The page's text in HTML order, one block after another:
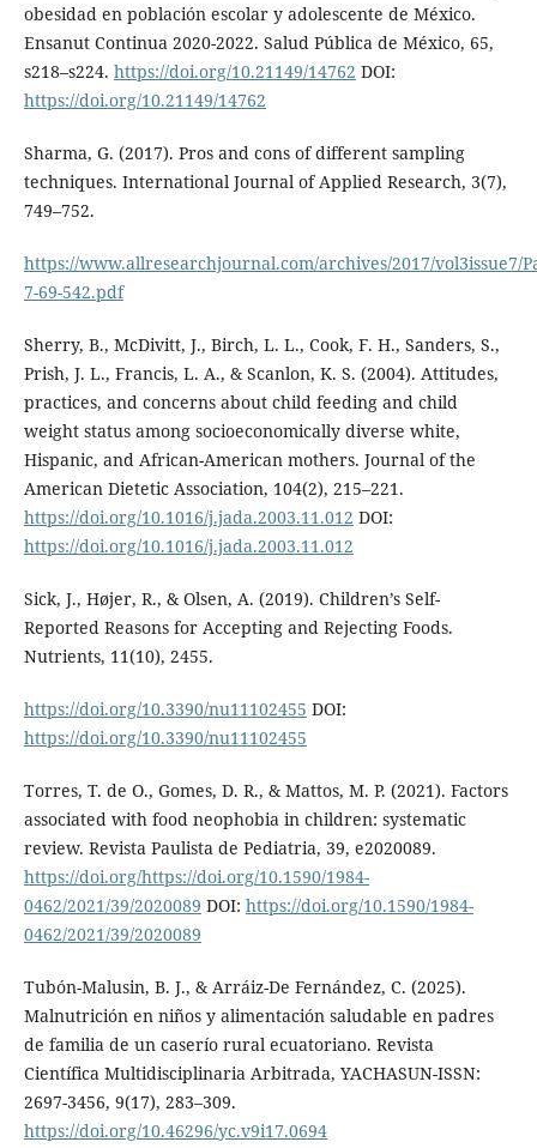
obesidad en población escolar y adolescente de México.
Ensanut Continua 2020-2022. Salud Pública de México, 65,
s218–s224. https://doi.org/10.21149/14762 DOI:
https://doi.org/10.21149/14762
Sharma, G. (2017). Pros and cons of different sampling
techniques. International Journal of Applied Research, 3(7),
749–752.
https://www.allresearchjournal.com/archives/2017/vol3issue7/
7-69-542.pdf
Sherry, B., McDivitt, J., Birch, L. L., Cook, F. H., Sanders, S.,
Prish, J. L., Francis, L. A., & Scanlon, K. S. (2004). Attitudes,
practices, and concerns about child feeding and child
weight status among socioeconomically diverse white,
Hispanic, and African-American mothers. Journal of the
American Dietetic Association, 104(2), 215–221.
https://doi.org/10.1016/j.jada.2003.11.012 DOI:
https://doi.org/10.1016/j.jada.2003.11.012
Sick, J., Højer, R., & Olsen, A. (2019). Children’s Self-
Reported Reasons for Accepting and Rejecting Foods.
Nutrients, 11(10), 2455.
https://doi.org/10.3390/nu11102455 DOI:
https://doi.org/10.3390/nu11102455
Torres, T. de O., Gomes, D. R., & Mattos, M. P. (2021). Factors
associated with food neophobia in children: systematic
review. Revista Paulista de Pediatria, 39, e2020089.
https://doi.org/https://doi.org/10.1590/1984-
0462/2021/39/2020089 DOI: https://doi.org/10.1590/1984-
0462/2021/39/2020089
Tubón-Malusin, B. J., & Arráiz-De Fernández, C. (2025).
Malnutrición en niños y alimentación saludable en padres
de familia de un caserío rural ecuatoriano. Revista
Científica Multidisciplinaria Arbitrada, YACHASUN-ISSN:
2697-3456, 9(17), 283–309.
https://doi.org/10.46296/yc.v9i17.0694